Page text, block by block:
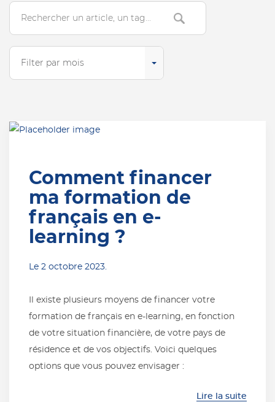
Search
Filter par mois
Comment financer
ma formation de
français en e-
learning ?
Le 2 octobre 2023.
Il existe plusieurs moyens de financer votre
formation de français en e-learning, en fonction
de votre situation financière, de votre pays de
résidence et de vos objectifs. Voici quelques
options que vous pouvez envisager :
Lire la suite